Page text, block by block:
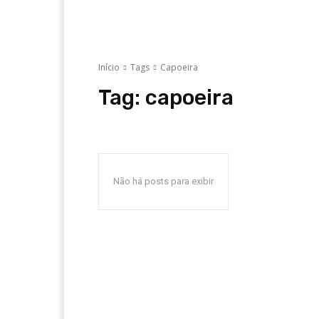
Início Tags Capoeira
Tag: capoeira
Não há posts para exibir